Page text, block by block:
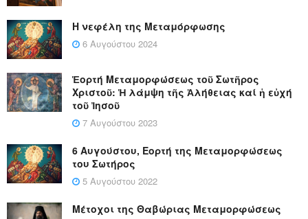
Η νεφέλη της Μεταμόρφωσης
6 Αυγούστου 2024
Ἑορτή Μεταμορφώσεως τοῦ Σωτῆρος
Χριστοῦ: Ἡ λάμψη τῆς Ἀλήθειας καί ἡ εὐχή
τοῦ Ἰησοῦ
7 Αυγούστου 2023
6 Αυγούστου, Εορτή της Μεταμορφώσεως
του Σωτήρος
5 Αυγούστου 2022
Μέτοχοι της Θαβώριας Μεταμορφώσεως